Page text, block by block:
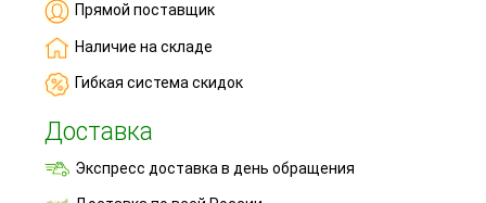
Прямой поставщик
Наличие на складе
Гибкая система скидок
Доставка
Экспресс доставка в день обращения